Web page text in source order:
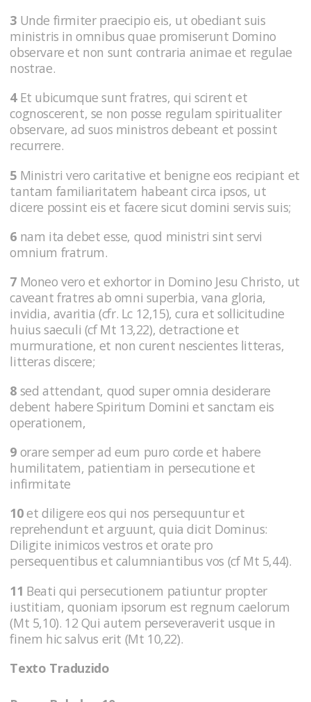
3 Unde firmiter praecipio eis, ut obediant suis
ministris in omnibus quae promiserunt Domino
observare et non sunt contraria animae et regulae
nostrae.
4Et ubicumque sunt fratres, qui scirent et
cognoscerent, se non posse regulam spiritualiter
observare, ad suos ministros debeant et possint
recurrere.
5 Ministri vero caritative et benigne eos recipiant et
tantam familiaritatem habeant circa ipsos, ut
dicere possint eis et facere sicut domini servis suis;
6 nam ita debet esse, quod ministri sint servi
omnium fratrum.
7 Moneo vero et exhortor in Domino Jesu Christo, ut
caveant fratres ab omni superbia, vana gloria,
invidia, avaritia (cfr. Lc 12,15), cura et sollicitudine
huius saeculi (cf Mt 13,22), detractione et
murmuratione, et non curent nescientes litteras,
litteras discere;
8 sed attendant, quod super omnia desiderare
debent habere Spiritum Domini et sanctam eis
operationem,
9 orare semper ad eum puro corde et habere
humilitatem, patientiam in persecutione et
infirmitate
10et diligere eos qui nos persequuntur et
reprehendunt et arguunt, quia dicit Dominus:
Diligite inimicos vestros et orate pro
persequentibus et calumniantibus vos (cf Mt 5,44).
11 Beati qui persecutionem patiuntur propter
iustitiam, quoniam ipsorum est regnum caelorum
(Mt 5,10). 12 Qui autem perseveraverit usque in
finem hic salvus erit (Mt 10,22).
Texto Traduzido